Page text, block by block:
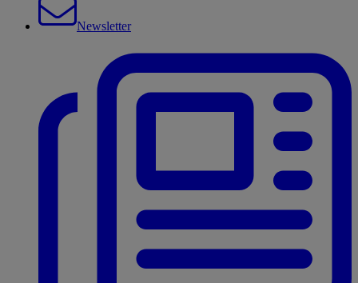
Newsletter